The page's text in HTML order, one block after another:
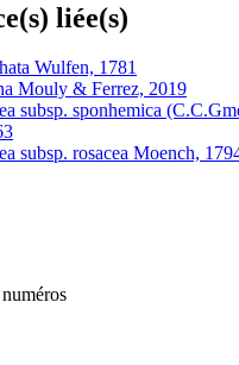
liée(s)
Wulfen, 1781
Mouly & Ferrez, 2019
subsp. sponhemica
subsp. rosacea Moench,